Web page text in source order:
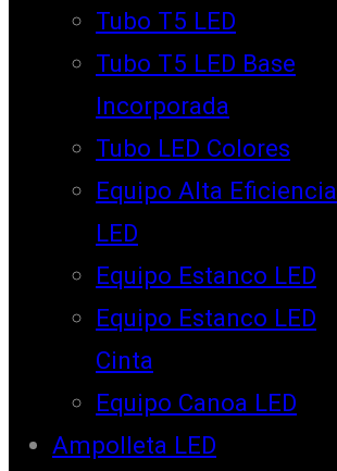
Tubo T5 LED
Tubo T5 LED Base
Incorporada
Tubo LED Colores
Equipo Alta Eficiencia
LED
Equipo Estanco LED
Equipo Estanco LED
Cinta
Equipo Canoa LED
Ampolleta LED